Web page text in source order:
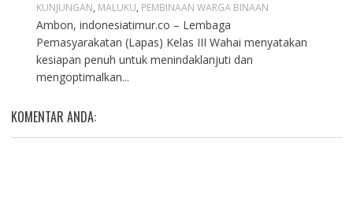
KUNJUNGAN, MALUKU, PEMBINAAN WARGA BINAAN
Ambon, indonesiatimur.co – Lembaga
Pemasyarakatan (Lapas) Kelas III Wahai menyatakan
kesiapan penuh untuk menindaklanjuti dan
mengoptimalkan...
KOMENTAR ANDA: